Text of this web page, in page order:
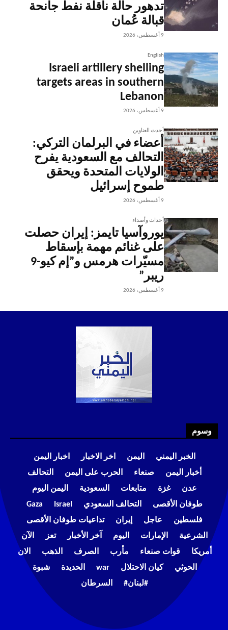
تدهور حالة ناقلة نفط جانحة
قبالة عُمان
9 أغسطس، 2026
English
Israeli artillery shelling
targets areas in southern
Lebanon
9 أغسطس، 2026
أحدث العناوين
أعضاء في البرلمان التركي:
التحالف مع السعودية يفرح
الولايات المتحدة ويحقق
طموح إسرائيل
9 أغسطس، 2026
أحداث وأصداء
يوروآسيا تايمز: إيران حصلت
على غنائم مهمة بإسقاط
مسيّرات هرمس و”إم كيو-9
ريبر”
9 أغسطس، 2026
وسوم
الخبر اليمني اليمن اخر الاخبار
اخبار اليمن
أخبار اليمن
صنعاء الحرب على اليمن
التحالف
عدن
غزة متابعات السعودية
اليمن اليوم
طوفان الأقصى
التحالف السعودي Israel
Gaza
فلسطين
عاجل إيران
تداعيات طوفان الأقصى
الشرعية
الإمارات اليوم آخر الأخبار تعز
الآن
أمريكا
قوات صنعاء مأرب الصرف الذهب
الان
الحوثي
كيان الاحتلال war الحديدة
شبوة
#لبنان#
السرطان